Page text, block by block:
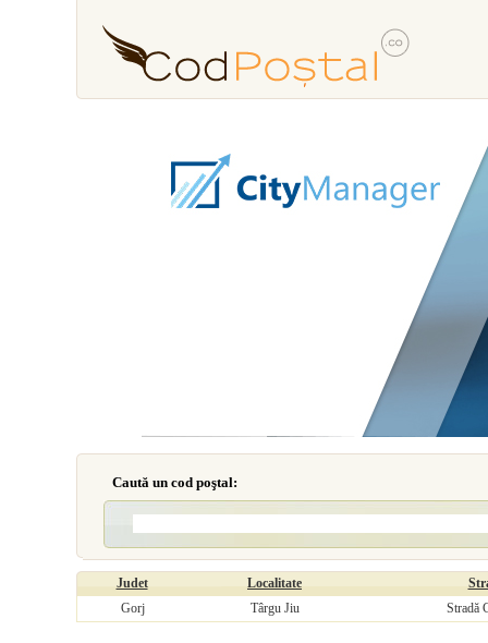
Caută un cod poştal:
Judet Localitate
Gorj
Târgu Jiu Stradă